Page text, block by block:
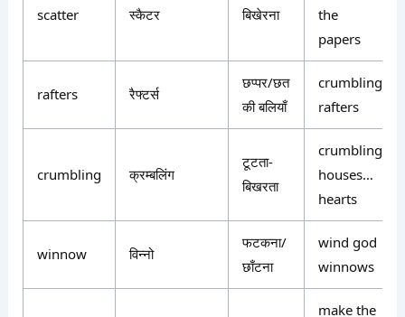
scatter स्कैटर बिखेरना
the
papers
rafters रैफ्टर्स
छप्पर/छत
की बलियाँ
crumbling
rafters
crumbling क्रम्बलिंग
टूटता-
बिखरता
crumbling
houses…
hearts
winnow विन्नो
फटकना/
छाँटना
wind god
winnows
make the